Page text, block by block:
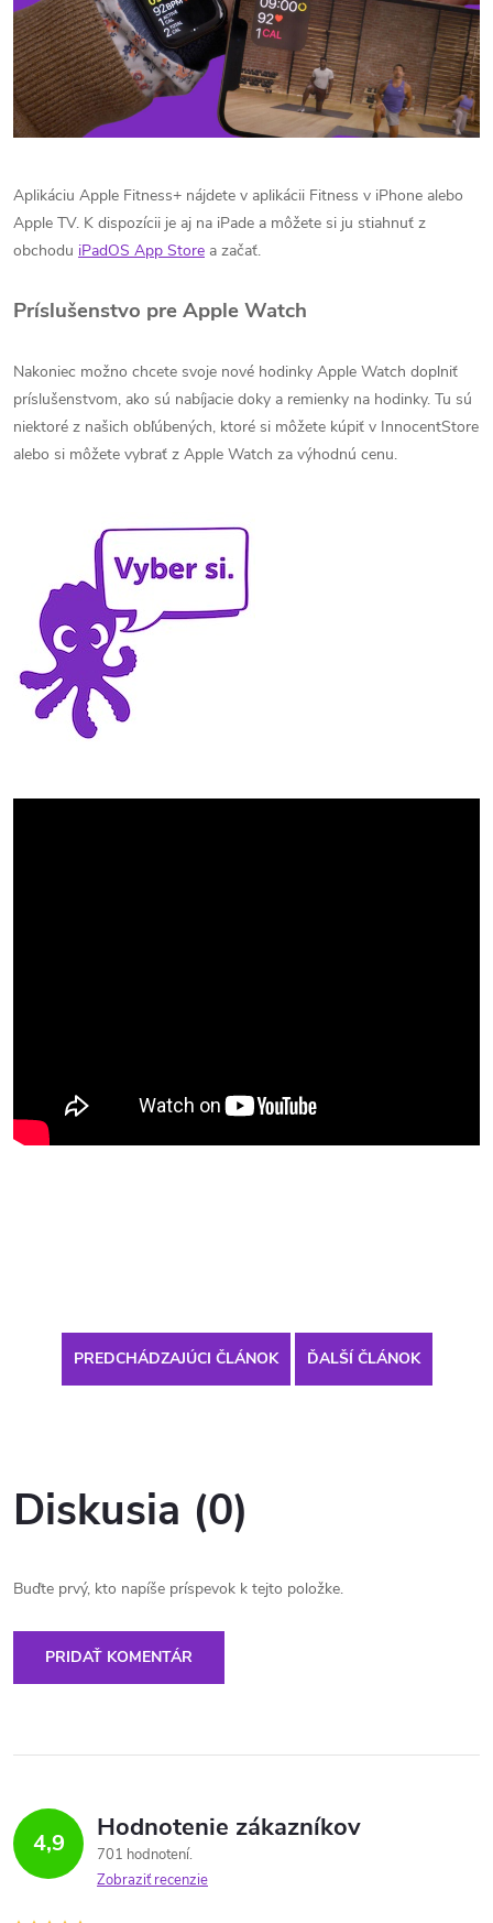
Aplikáciu Apple Fitness+ nájdete v aplikácii Fitness v iPhone alebo
Apple TV. K dispozícii je aj na iPade a môžete si ju stiahnuť z
obchodu iPadOS App Store a začať.
Príslušenstvo pre Apple Watch
Nakoniec možno chcete svoje nové hodinky Apple Watch doplniť
príslušenstvom, ako sú nabíjacie doky a remienky na hodinky. Tu sú
niektoré z našich obľúbených, ktoré si môžete kúpiť v InnocentStore
alebo si môžete vybrať z Apple Watch za výhodnú cenu.
PREDCHÁDZAJÚCI ČLÁNOK ĎALŠÍ ČLÁNOK
Diskusia (0)
Buďte prvý, kto napíše príspevok k tejto položke.
PRIDAŤ KOMENTÁR
4,9 Hodnotenie zákazníkov
701 hodnotení
Zobraziť recenzie